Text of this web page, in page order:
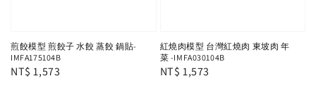
煎餃模型 煎餃子 水餃 蒸餃 鍋貼-
IMFA175104B
Regular
NT$ 1,573
紅燒肉模型 台灣紅燒肉 東坡肉 年
菜 -IMFA030104B
Regular
NT$ 1,573